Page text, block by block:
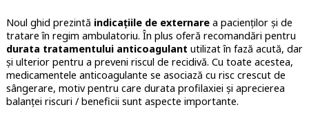
Noul ghid prezintă indicațiile de externarea pacienților și de
tratare în regim ambulatoriu. În plus oferă recomandări pentru
durata tratamentului anticoagulant utilizat în fază acută, dar
și ulterior pentru a preveni riscul de recidivă. Cu toate acestea,
medicamentele anticoagulante se asociază cu risc crescut de
sângerare, motiv pentru care durata profilaxiei și aprecierea
balanței riscuri / beneficii sunt aspecte importante.